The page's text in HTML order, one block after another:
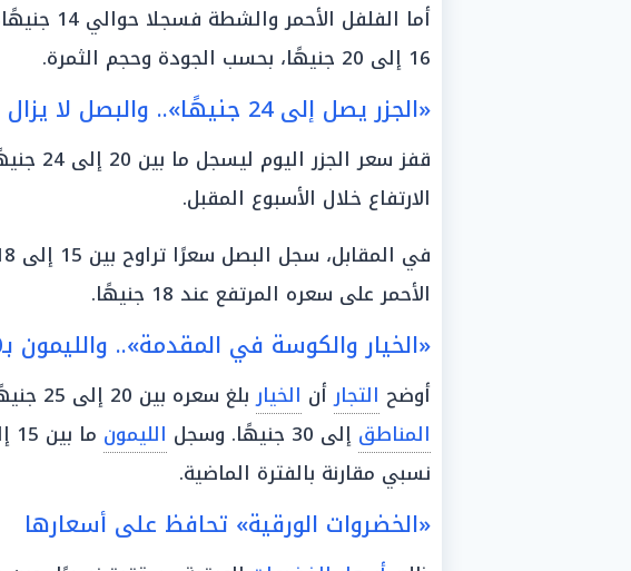
أما
16 إلى 20 جنيهًا، بحسب الجودة وحجم الثمرة.
«الجزر يصل إلى 24 جنيهًا».. والبصل لا يزال مرتفعًا
قفز سعر
الارتفاع خلال الأسبوع المقبل.
الأحمر على سعره المرتفع عند 18 جنيهًا.
«الخيار والكوسة في المقدمة».. والليمون بـ20 جنيهًا
أوضح التجارأن الخياربلغ سعره بين 20 إلى 25 جنيهًا، أما الكوسة فوصلت في بعض
المناطق إلى 30 جنيهًا. وسجل الليمون ما بين 15 إلى 20 جنيهًا للكيلو، مع
نسبي مقارنة بالفترة الماضية.
«الخضروات الورقية» تحافظ على أسعارها